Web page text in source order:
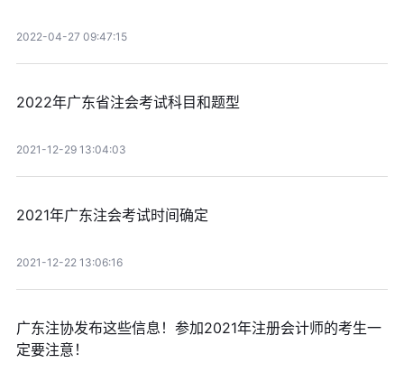
2022-04-27 09:47:15
2022年广东省注会考试科目和题型
2021-12-29 13:04:03
2021年广东注会考试时间确定
2021-12-22 13:06:16
广东注协发布这些信息！参加2021年注册会计师的考生一
定要注意！